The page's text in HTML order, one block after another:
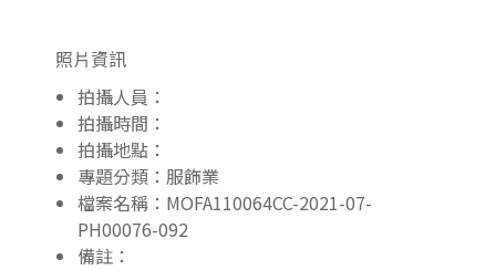
照片資訊
拍攝人員：
拍攝時間：
拍攝地點：
專題分類：服飾業
檔案名稱：MOFA110064CC-2021-07-
PH00076-092
備註：